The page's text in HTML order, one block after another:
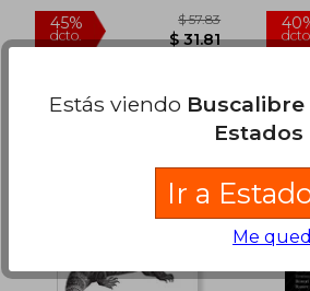
Estás viendo
Ir a
Me